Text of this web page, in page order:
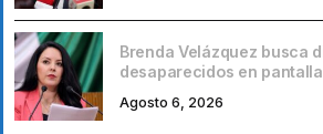
Brenda Velázquez busca
desaparecidos en
Agosto 6, 2026